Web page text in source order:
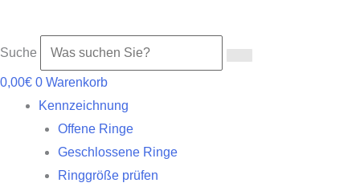
Suche
0,00€ 0 Warenkorb
Kennzeichnung
Offene Ringe
Geschlossene Ringe
Ringgröße prüfen